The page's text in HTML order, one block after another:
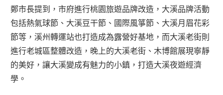
鄭市長提到，市府進行桃園旅遊品牌改造，大溪品牌活動
包括熱氣球節、大溪豆干節、國際風箏節、大溪月眉花彩
節等，溪州轉運站也打造成為露營好基地，而大溪老街則
進行老城區整體改造，晚上的大溪老街、木博館展現寧靜
的美好，讓大溪變成有魅力的小鎮，打造大溪夜遊經濟
學。